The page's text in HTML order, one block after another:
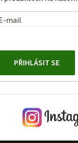
mail
PŘIHLÁSIT SE